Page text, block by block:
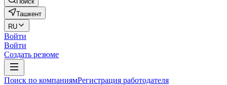
Ташкент
RU
Войти
Войти
Создать резюме
Поиск по компаниямРегистрация работодателя